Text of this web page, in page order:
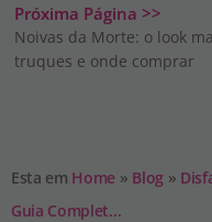
Próxima Página >>
Noivas da Morte: o look
truques e onde comprar
Esta em Home » Blog »
Guia Complet...